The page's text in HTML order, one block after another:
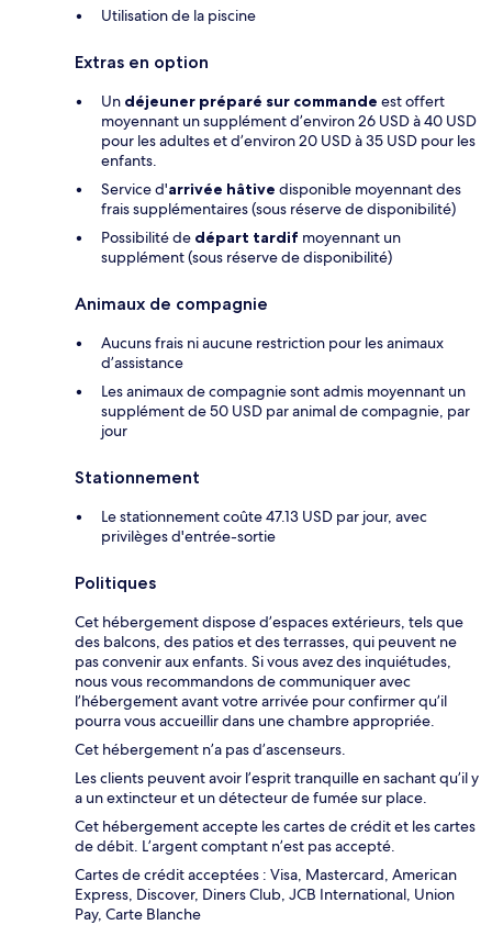
Utilisation de la piscine
Extras en option
Un déjeuner préparé sur commande est offert
moyennant un supplément d’environ 26 USD à 40 USD
pour les adultes et d’environ 20 USD à 35 USD pour les
enfants.
Service d'arrivée hâtive disponible moyennant des
frais supplémentaires (sous réserve de disponibilité)
Possibilité de départ tardif moyennant un
supplément (sous réserve de disponibilité)
Animaux de compagnie
Aucuns frais ni aucune restriction pour les animaux
d’assistance
Les animaux de compagnie sont admis moyennant un
supplément de 50 USD par animal de compagnie, par
jour
Stationnement
Le stationnement coûte 47.13 USD par jour, avec
privilèges d'entrée-sortie
Politiques
Cet hébergement dispose d’espaces extérieurs, tels que
des balcons, des patios et des terrasses, qui peuvent ne
pas convenir aux enfants. Si vous avez des inquiétudes,
nous vous recommandons de communiquer avec
l’hébergement avant votre arrivée pour confirmer qu’il
pourra vous accueillir dans une chambre appropriée.
Cet hébergement n’a pas d’ascenseurs.
Les clients peuvent avoir l’esprit tranquille en sachant qu’il y
a un extincteur et un détecteur de fumée sur place.
Cet hébergement accepte les cartes de crédit et les cartes
de débit. L’argent comptant n’est pas accepté.
Cartes de crédit acceptées : Visa, Mastercard, American
Express, Discover, Diners Club, JCB International, Union
Pay, Carte Blanche